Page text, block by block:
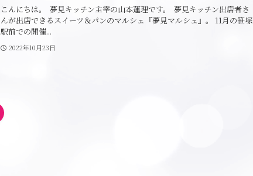
こんにちは。 夢見キッチン主宰の山本蓮理です。 夢見キッチン出店者さ
んが出店できるスイーツ＆パンのマルシェ『夢見マルシェ』。 11月の笹塚
駅前での開催...
2022年10月23日